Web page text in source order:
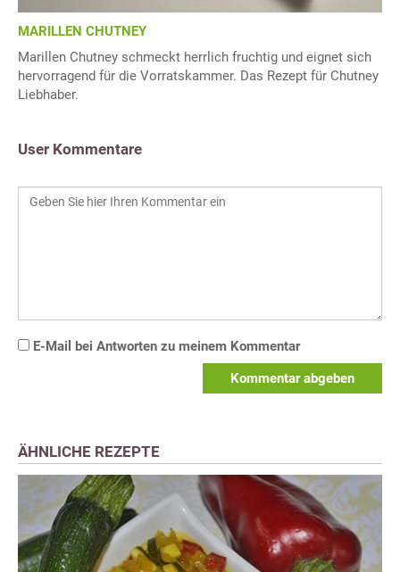
MARILLEN CHUTNEY
Marillen Chutney schmeckt herrlich fruchtig und eignet sich
hervorragend für die Vorratskammer. Das Rezept für Chutney
Liebhaber.
User Kommentare
E-Mail bei Antworten zu meinem Kommentar
Kommentar abgeben
ÄHNLICHE REZEPTE